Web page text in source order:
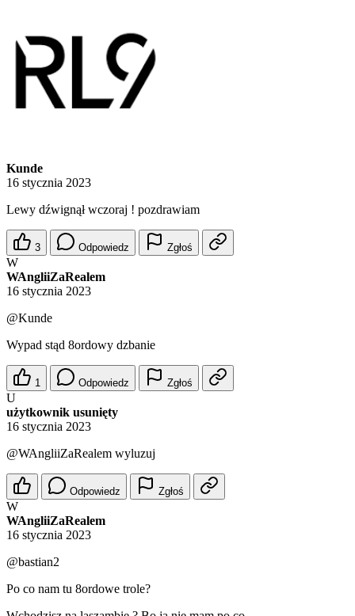
Kunde
16 stycznia 2023
Lewy dźwignął wczoraj ! pozdrawiam
3 Odpowiedz Zgłoś
W
WAngliiZaRealem
16 stycznia 2023
@Kunde
Wypad stąd 8ordowy dzbanie
1 Odpowiedz Zgłoś
U
użytkownik usunięty
16 stycznia 2023
@WAngliiZaRealem wyluzuj
Odpowiedz Zgłoś
W
WAngliiZaRealem
16 stycznia 2023
@bastian2
Po co nam tu 8ordowe trole?